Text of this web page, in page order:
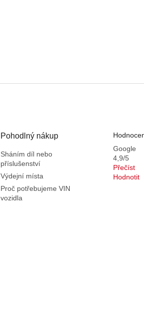
Pohodlný nákup
Sháním díl nebo
příslušenství
Výdejní místa
Proč potřebujeme VIN
vozidla
Google
4,9/5
Přečíst
Hodnotit